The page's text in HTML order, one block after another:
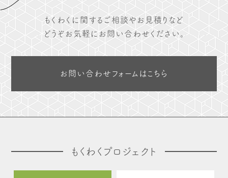
もくわくに関するご相談やお見積りなど
どうぞお気軽にお問い合わせください。
お問い合わせフォームはこちら
もくわくプロジェクト